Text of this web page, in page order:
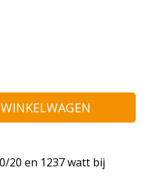
20 en 1237 watt bij